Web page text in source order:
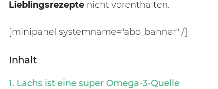
Lieblingsrezepte nicht vorenthalten.
[minipanel systemname="abo_banner" /]
Inhalt
1. Lachs ist eine super Omega-3-Quelle